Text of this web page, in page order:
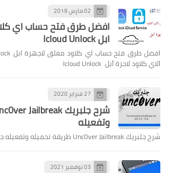
02 مارس 2019
افضل طرق فتح حساب اي
ابل Icloud Unlock
الاي كلاود لاجزة آبل Icloud Unlock
27 فبراير 2020
وتفعيله
شرح جلبريك Unc0ver Jailbreak طريقة تحميله وتفعيله جلبريك Unc0ver Jailbreak
03 نوفمبر 2021